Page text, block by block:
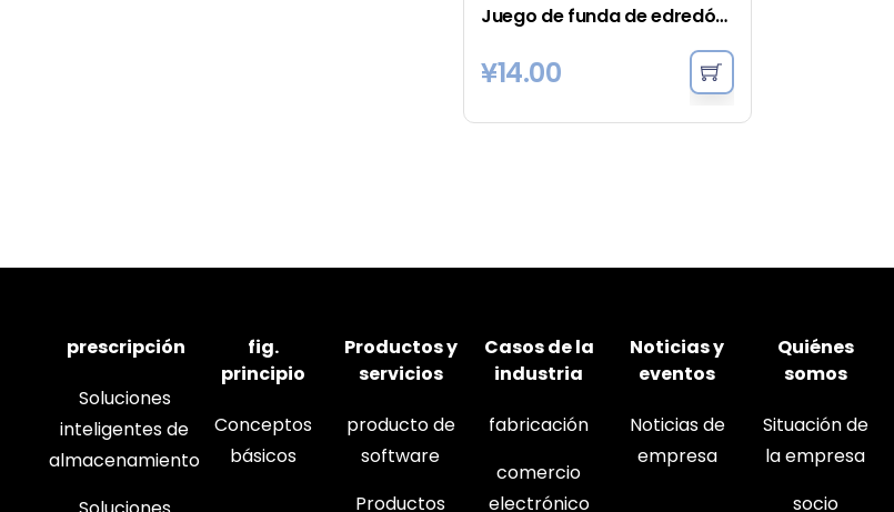
Juego de funda de edredón vaquera - Carbón
¥14.00
prescripción
Soluciones
inteligentes de
almacenamiento
fig.
principio
Conceptos
básicos
Productos y
servicios
producto de
software
Productos
Casos de la
industria
fabricación
comercio
electrónico
Noticias y
eventos
Noticias de
empresa
Quiénes
somos
Situación de
la empresa
socio